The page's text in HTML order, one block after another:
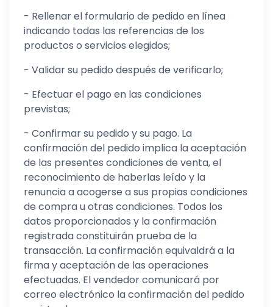
- Rellenar el formulario de pedido en línea
indicando todas las referencias de los
productos o servicios elegidos;
- Validar su pedido después de verificarlo;
- Efectuar el pago en las condiciones
previstas;
- Confirmar su pedido y su pago. La
confirmación del pedido implica la aceptación
de las presentes condiciones de venta, el
reconocimiento de haberlas leído y la
renuncia a acogerse a sus propias condiciones
de compra u otras condiciones. Todos los
datos proporcionados y la confirmación
registrada constituirán prueba de la
transacción. La confirmación equivaldrá a la
firma y aceptación de las operaciones
efectuadas. El vendedor comunicará por
correo electrónico la confirmación del pedido